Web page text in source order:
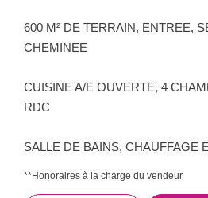
600 M² DE TERRAIN, ENTREE,
CHEMINEE
CUISINE A/E OUVERTE, 4
RDC
SALLE DE BAINS, CHAUFFAGE
**Honoraires à la charge du vendeur